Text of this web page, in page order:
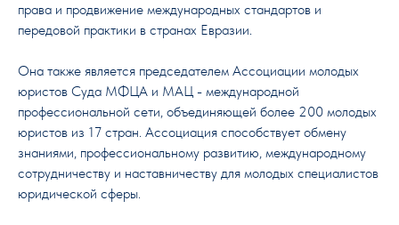
права и продвижение международных стандартов и
передовой практики в странах Евразии.
Она также является председателем Ассоциации молодых
юристов Суда МФЦА и МАЦ - международной
профессиональной сети, объединяющей более 200 молодых
юристов из 17 стран. Ассоциация способствует обмену
знаниями, профессиональному развитию, международному
сотрудничеству и наставничеству для молодых специалистов
юридической сферы.